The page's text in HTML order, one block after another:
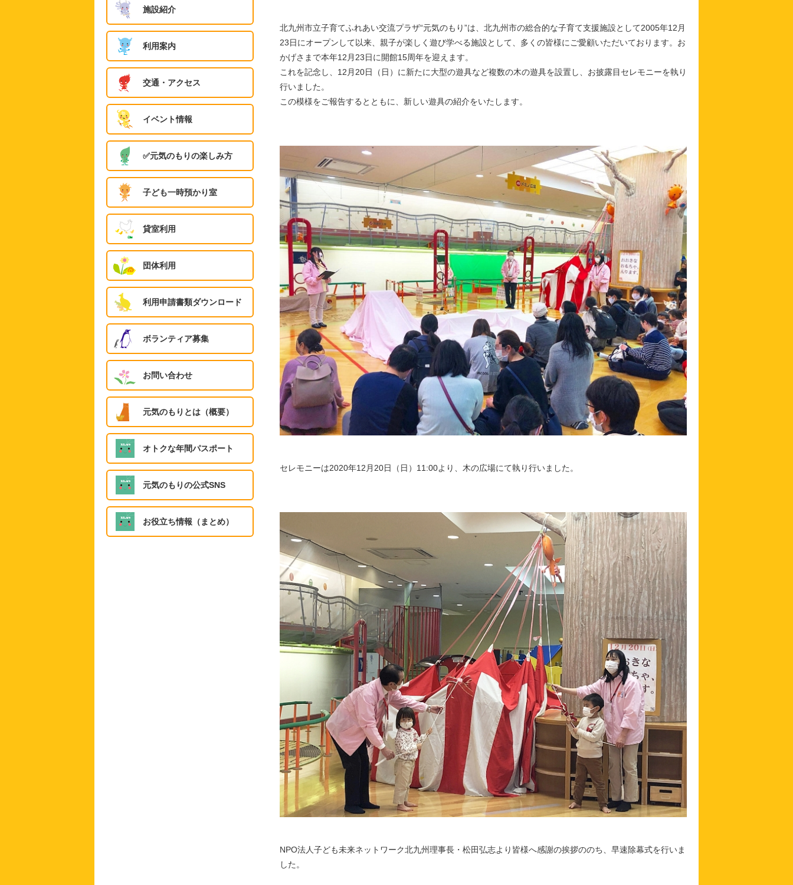
北九州市立子育てふれあい交流プラザ“元気のもり”は、北九州市の総合的な子育て支援施設として2005年12月
23日にオープンして以来、親子が楽しく遊び学べる施設として、多くの皆様にご愛顧いただいております。お
かげさまで本年12月23日に開館15周年を迎えます。
これを記念し、12月20日（日）に新たに大型の遊具など複数の木の遊具を設置し、お披露目セレモニーを執り
行いました。
この模様をご報告するとともに、新しい遊具の紹介をいたします。
セレモニーは2020年12月20日（日）11:00より、木の広場にて執り行いました。
NPO法人子ども未来ネットワーク北九州理事長・松田弘志より皆様へ感謝の挨拶ののち、早速除幕式を行いま
した。
施設紹介
利用案内
交通・アクセス
イベント情報
✅️元気のもりの楽しみ方
子ども一時預かり室
貸室利用
団体利用
利用申請書類ダウンロード
ボランティア募集
お問い合わせ
元気のもりとは（概要）
オトクな年間パスポート
元気のもりの公式SNS
お役立ち情報（まとめ）